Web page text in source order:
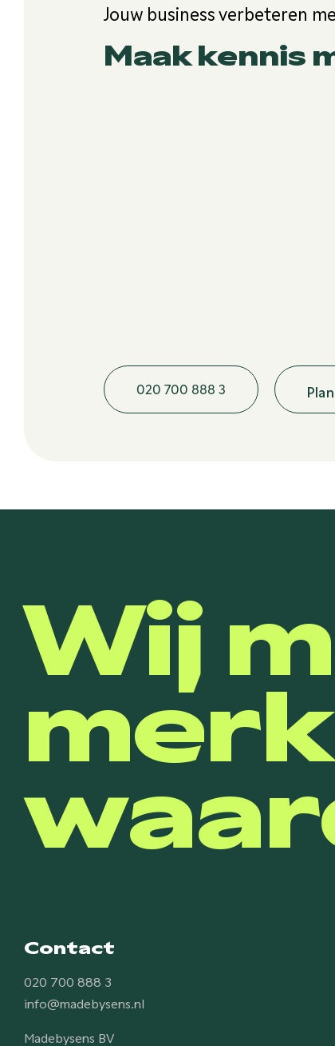
Jouw business verbeteren
Maak kennis
020 700 888 3
Wij
Contact
020 700 888 3
info@madebysens.nl
Madebysens BV